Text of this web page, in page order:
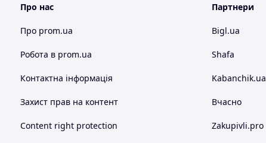
Про нас
Про prom.ua
Робота в prom.ua
Контактна інформація
Захист прав на контент
Content right protection
Партнери
Bigl.ua
Shafa
Kabanchik.ua
Вчасно
Zakupivli.pro